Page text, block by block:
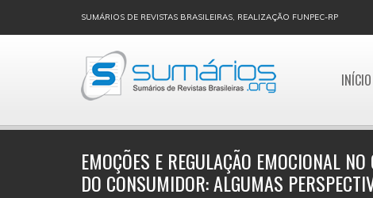
SUMÁRIOS DE REVISTAS BRASILEIRAS, REALIZAÇÃO FUNPEC-RP
INÍCIO
EMOÇÕES E REGULAÇÃO EMOCIONAL
DO CONSUMIDOR: ALGUMAS